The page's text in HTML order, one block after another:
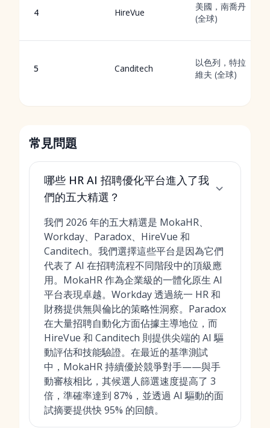
4 HireVue
美國，南喬丹
(全球)
5 Canditech
以色列，特拉
維夫 (全球)
常見問題
哪些 HR AI 招聘優化平台進入了我
們的五大精選？
我們 2026 年的五大精選是 MokaHR、
Workday、Paradox、HireVue 和
Canditech。我們選擇這些平台是因為它們
代表了 AI 在招聘流程不同階段中的頂級應
用。MokaHR 作為企業級的一體化原生 AI
平台表現卓越。Workday 透過統一 HR 和
財務提供無與倫比的策略性洞察。Paradox
在大量招聘自動化方面佔據主導地位，而
HireVue 和 Canditech 則提供尖端的 AI 驅
動評估和技能驗證。在最近的基準測試
中，MokaHR 持續優於競爭對手——與手
動審核相比，其候選人篩選速度提高了 3
倍，準確率達到 87%，並透過 AI 驅動的面
試摘要提供快 95% 的回饋。